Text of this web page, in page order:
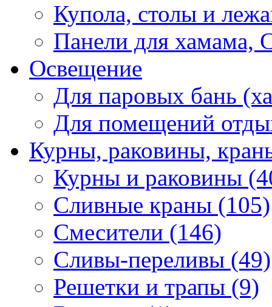
Купола, столы и
Панели для
Освещение
Для паровых бань
Для помещений
Курны, раковины,
Курны и раковины
Сливные краны (105)
Смесители (146)
Сливы-переливы (49)
Решетки и трапы (9)